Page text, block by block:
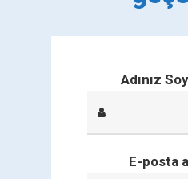
Adınız
E-posta